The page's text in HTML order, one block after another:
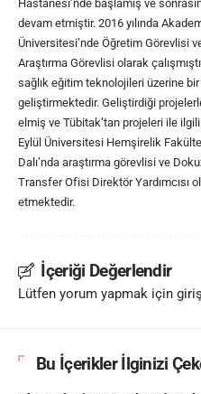
Hastanesi’nde başlamış ve
devam etmiştir. 2016 yılında
Üniversitesi’nde Öğretim Görevlisi
Araştırma Görevlisi olarak
sağlık eğitim teknolojileri üzerine
geliştirmektedir. Geliştirdiği
elmiş ve Tübitak’tan projeleri ile ilgili
Eylül Üniversitesi Hemşirelik
Dalı’nda araştırma görevlisi ve
Transfer Ofisi Direktör Yardımcısı
etmektedir.
İçeriği Değerlendir
Lütfen yorum yapmak için giriş
Bu İçerikler İlginizi